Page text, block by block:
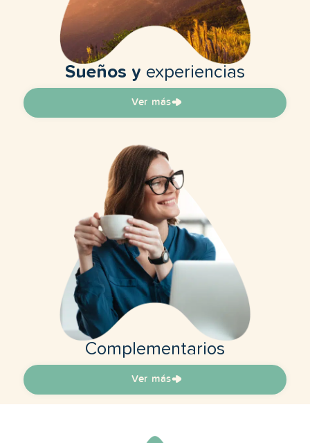
Sueños y experiencias
Ver más
Complementarios
Ver más